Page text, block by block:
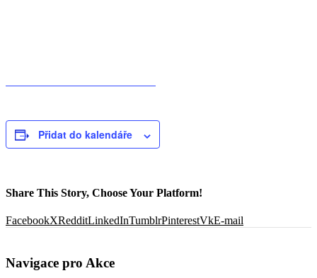
Přidat do kalendáře
Share This Story, Choose Your Platform!
FacebookXRedditLinkedInTumblrPinterestVkE-mail
Navigace pro Akce